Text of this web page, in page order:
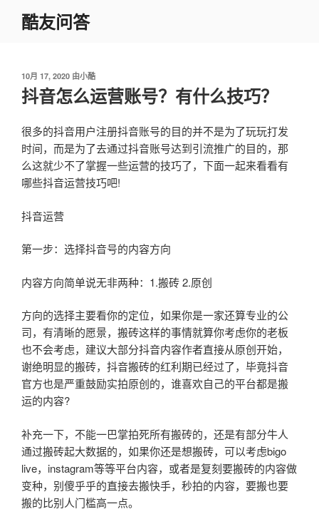
酷友问答
发
布
于
10月 17, 2020 由小酷
抖音怎么运营账号？有什么技巧？
很多的抖音用户注册抖音账号的目的并不是为了玩玩打发
时间，而是为了去通过抖音账号达到引流推广的目的，那
么这就少不了掌握一些运营的技巧了，下面一起来看看有
哪些抖音运营技巧吧!
抖音运营
第一步：选择抖音号的内容方向
内容方向简单说无非两种：1.搬砖 2.原创
方向的选择主要看你的定位，如果你是一家还算专业的公
司，有清晰的愿景，搬砖这样的事情就算你考虑你的老板
也不会考虑，建议大部分抖音内容作者直接从原创开始，
谢绝明显的搬砖，抖音搬砖的红利期已经过了，毕竟抖音
官方也是严重鼓励实拍原创的，谁喜欢自己的平台都是搬
运的内容?
补充一下，不能一巴掌拍死所有搬砖的，还是有部分牛人
通过搬砖起大数据的，如果你还是想搬砖，可以考虑bigo
live，instagram等等平台内容，或者是复刻要搬砖的内容做
变种，别傻乎乎的直接去搬快手，秒拍的内容，要搬也要
搬的比别人门槛高一点。